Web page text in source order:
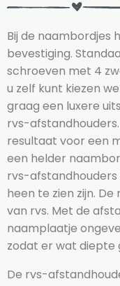
Bij de naambordjes
bevestiging.
schroeven met 4
u zelf kunt kiezen
graag een luxere
rvs-
resultaat voor een
een helder
rvs-
heen te zien zijn.
van rvs. Met de
naamplaatje
zodat er wat diepte
De rvs-